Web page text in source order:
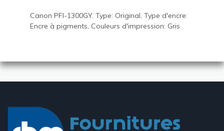
Canon PFI-1300GY. Type: Original, Type d'encre:
Encre à pigments, Couleurs d'impression: Gris